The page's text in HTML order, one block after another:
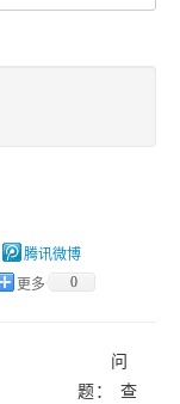
腾讯微博
更多 0
问
题： 查